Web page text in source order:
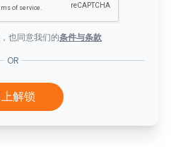
也同意我们的条件与条款
OR
解锁